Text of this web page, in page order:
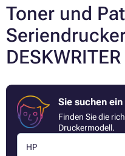
Toner und
DESKWRITER
Sie suchen
Finden Sie die
Druckermodell.
HP